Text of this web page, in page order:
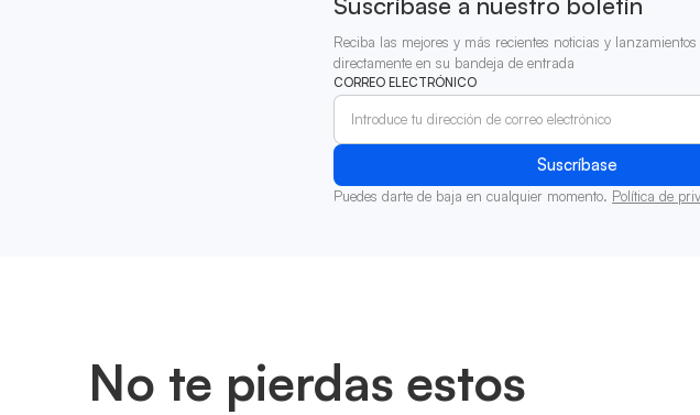
Reciba las mejores y más recientes noticias y
directamente en su bandeja de entrada
CORREO ELECTRÓNICO
Puedes darte de baja en cualquier momento. Política de
No te pierdas estos